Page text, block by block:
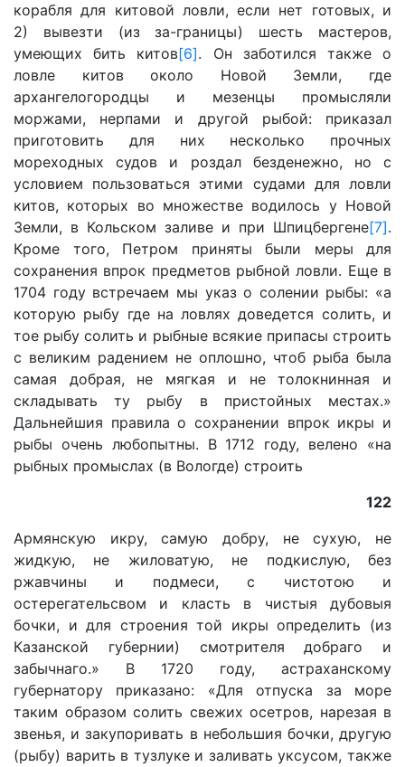
корабля для китовой ловли, если нет готовых, и
2) вывезти (из за-границы) шесть мастеров,
умеющих бить китов[6]. Он заботился также о
ловле китов около Новой Земли, где
архангелогородцы и мезенцы промысляли
моржами, нерпами и другой рыбой: приказал
приготовить для них несколько прочных
мореходных судов и роздал безденежно, но с
условием пользоваться этими судами для ловли
китов, которых во множестве водилось у Новой
Земли, в Кольском заливе и при Шпицбергене[7].
Кроме того, Петром приняты были меры для
сохранения впрок предметов рыбной ловли. Еще в
1704 году встречаем мы указ о солении рыбы: «а
которую рыбу где на ловлях доведется солить, и
тое рыбу солить и рыбные всякие припасы строить
с великим радением не оплошно, чтоб рыба была
самая добрая, не мягкая и не толокнинная и
складывать ту рыбу в пристойных местах.»
Дальнейшия правила о сохранении впрок икры и
рыбы очень любопытны. В 1712 году, велено «на
рыбных промыслах (в Вологде) строить
122
Армянскую икру, самую добру, не сухую, не
жидкую, не жиловатую, не подкислую, без
ржавчины и подмеси, с чистотою и
остерегательсвом и класть в чистыя дубовыя
бочки, и для строения той икры определить (из
Казанской губернии) смотрителя добраго и
забычнаго.» В 1720 году, астраханскому
губернатору приказано: «Для отпуска за море
таким образом солить свежих осетров, нарезая в
звенья, и закупоривать в небольшия бочки, другую
(рыбу) варить в тузлуке и заливать уксусом, также